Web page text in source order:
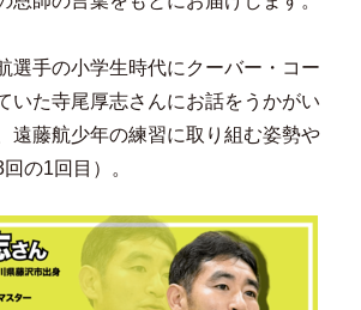
選手の小学生時代にクーバー・コー
いた寺尾厚志さんにお話をうかがい
遠藤航少年の練習に取り組む姿勢や
の1回目）。